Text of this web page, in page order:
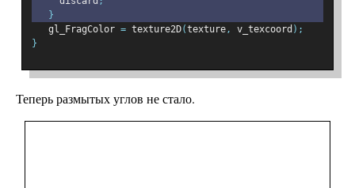
}
   gl_FragColor
= texture2D(texture, v_texcoord );
}
Теперь размытых углов не стало.